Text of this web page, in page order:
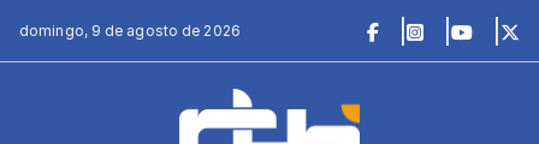
domingo, 9 de agosto de 2026